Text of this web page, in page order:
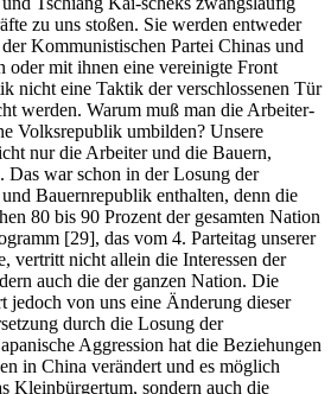
zu uns stoßen. Sie werden entweder
Kommunistischen Partei Chinas und
oder mit ihnen eine vereinigte Front
nicht eine Taktik der verschlossenen Tür
werden. Warum muß man die Arbeiter-
Volksrepublik umbilden? Unsere
nur die Arbeiter und die Bauern,
Das war schon in der Losung der
Bauernrepublik enthalten, denn die
80 bis 90 Prozent der gesamten Nation
[29], das vom 4. Parteitag unserer
vertritt nicht allein die Interessen der
auch die der ganzen Nation. Die
jedoch von uns eine Änderung dieser
durch die Losung der
Aggression hat die Beziehungen
in China verändert und es möglich
Kleinbürgertum, sondern auch die